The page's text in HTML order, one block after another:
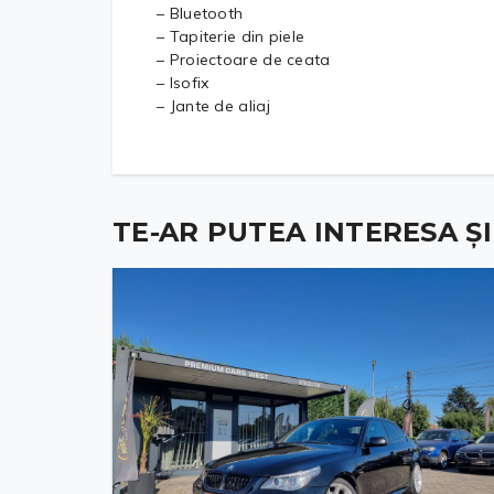
– Bluetooth
– Tapiterie din piele
– Proiectoare de ceata
– Isofix
– Jante de aliaj
TE-AR PUTEA INTERESA